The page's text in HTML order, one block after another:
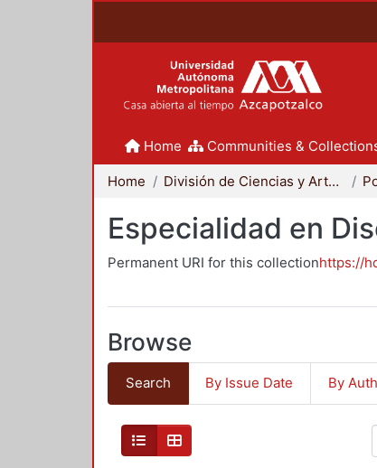
Home Communities &
Home División de Ciencias y Artes para el Diseño
Especialidad en
Permanent URI for this collectionhttps://
Browse
Search By Issue Date By